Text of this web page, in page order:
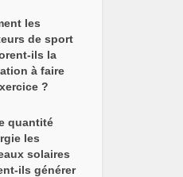
les
de sport
ils la
à faire
?
quantité
les
solaires
ils générer